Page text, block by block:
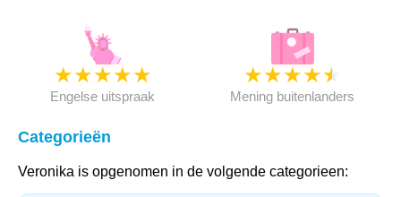
★★★★★
Engelse uitspraak
★★★★★
Mening buitenlanders
Categorieën
Veronika is opgenomen in de volgende categorieen: